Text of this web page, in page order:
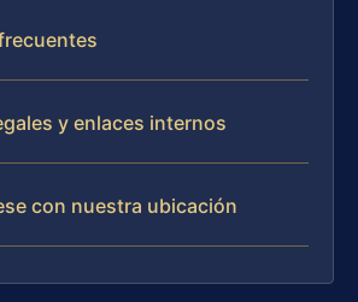
y enlaces internos
con nuestra ubicación